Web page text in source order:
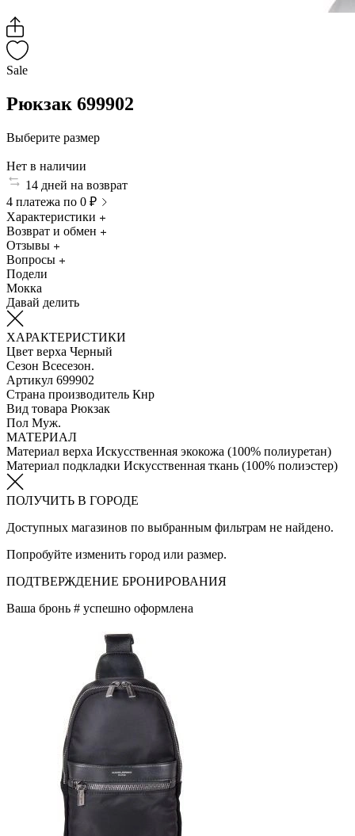
Sale
Рюкзак 699902
Выберите размер
Нет в наличии
14 дней на возврат
4 платежа по 0 ₽
Характеристики
Возврат и обмен
Отзывы
Вопросы
Подели
Мокка
Давай делить
ХАРАКТЕРИСТИКИ
Цвет верха Черный
Сезон Всесезон.
Артикул 699902
Страна производитель Кнр
Вид товара Рюкзак
Пол Муж.
МАТЕРИАЛ
Материал верха Искусственная экокожа (100% полиуретан)
Материал подкладки Искуcственная ткань (100% полиэстер)
ПОЛУЧИТЬ В ГОРОДЕ
Доступных магазинов по выбранным фильтрам не найдено.
Попробуйте изменить город или размер.
ПОДТВЕРЖДЕНИЕ БРОНИРОВАНИЯ
Ваша бронь # успешно оформлена